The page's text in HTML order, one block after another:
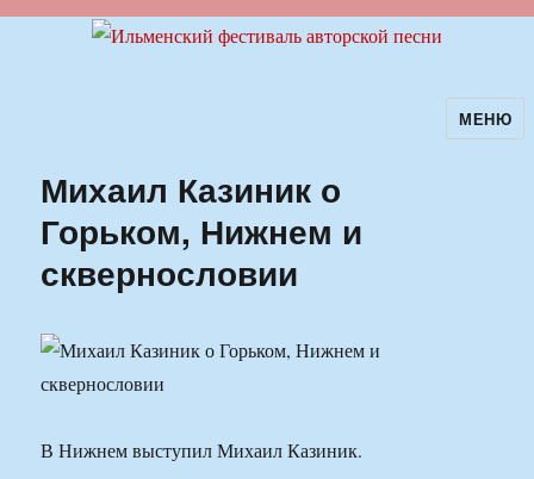
Ильменский фестиваль авторскойМЕНЮ
Михаил Казиник о
Горьком, Нижнем и
сквернословии
В Нижнем выступил Михаил Казиник.